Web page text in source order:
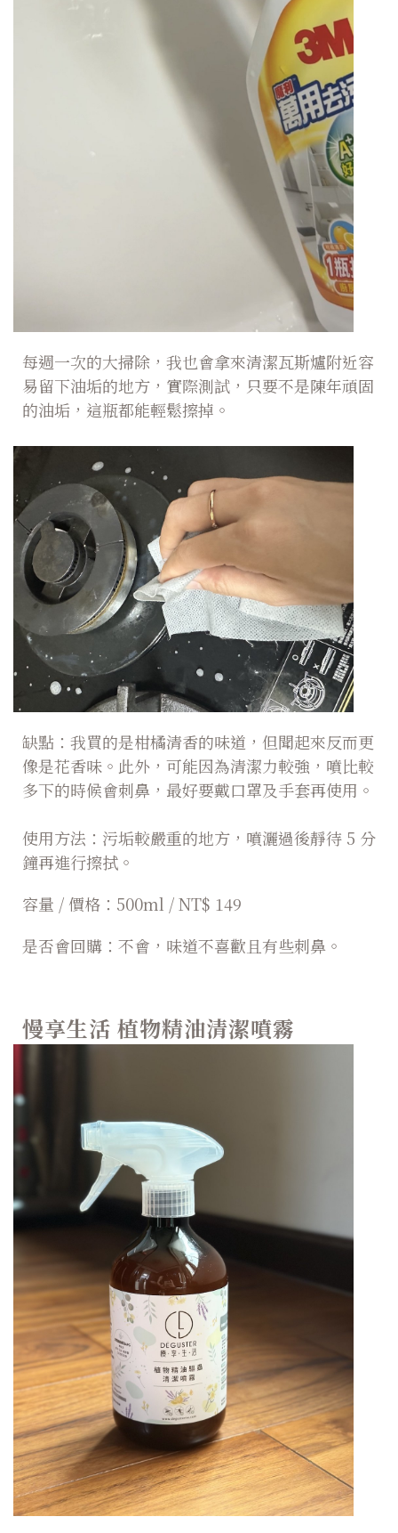
每週一次的大掃除，我也會拿來清潔瓦斯爐附近容
易留下油垢的地方，實際測試，只要不是陳年頑固
的油垢，這瓶都能輕鬆擦掉。
缺點：我買的是柑橘清香的味道，但聞起來反而更
像是花香味。此外，可能因為清潔力較強，噴比較
多下的時候會刺鼻，最好要戴口罩及手套再使用。
使用方法：污垢較嚴重的地方，噴灑過後靜待 5 分
鐘再進行擦拭。
容量 / 價格：500ml / NT$ 149
是否會回購：不會，味道不喜歡且有些刺鼻。
慢享生活 植物精油清潔噴霧